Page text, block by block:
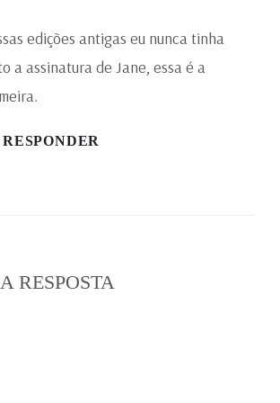
edições antigas eu nunca tinha
a assinatura de Jane, essa é a
RESPONDER
RESPOSTA